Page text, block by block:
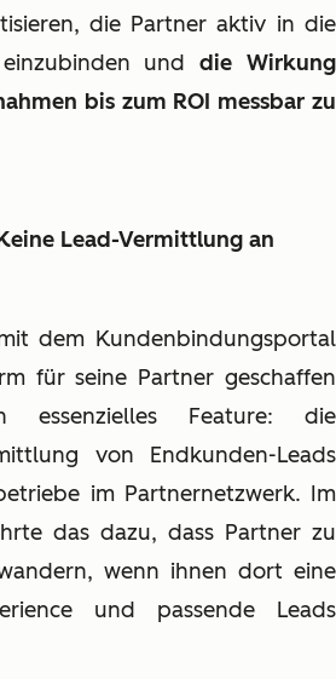
die Partner aktiv in die
einzubinden unddie Wirkung
bis zum ROI messbar zu
Lead-Vermittlung an
dem Kundenbindungsportal
für seine Partner geschaffen
Feature: die
von Endkunden-Leads
im Partnernetzwerk. Im
das dazu, dass Partner zu
wenn ihnen dort eine
und passende Leads